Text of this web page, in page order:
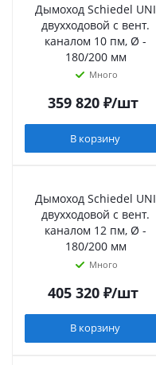
Дымоход Schiedel UNI
двухходовой с вент.
каналом 10 пм, Ø -
180/200 мм
Много
359 820₽/шт
В корзину
Дымоход Schiedel UNI
двухходовой с вент.
каналом 12 пм, Ø -
180/200 мм
Много
405 320₽/шт
В корзину